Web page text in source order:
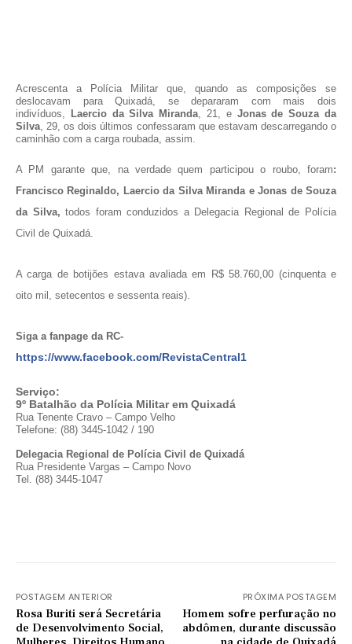
Acrescenta a Polícia Militar que, quando as composições se
deslocavam para Quixadá, se depararam com mais dois
indivíduos,
Laercio da Silva Miranda, 21, e Jonas de Souza da
Silva, 29, os dois últimos confessaram que estavam descarregando o
caminhão com a carga roubada, assim.
A PM garante que, na verdade quem participou o roubo, foram:
Francisco Reginaldo, Laercio da Silva Miranda e Jonas de Souza
da Silva, todos foram conduzidos a Delegacia Regional de Polícia
Civil de Quixadá.
A carga de botijões estava avaliada em R$ 58.760,00 (cinquenta e
oito mil, setecentos e sessenta reais).
Siga a fanpage da RC-
https://www.facebook.com/RevistaCentral1
Serviço:
9º Batalhão da Polícia Militar em Quixadá
Rua Tenente Cravo – Campo Velho
Telefone: (88) 3445-1042 / 190
Delegacia Regional de Polícia Civil de Quixadá
Rua Presidente Vargas – Campo Novo
Tel. (88) 3445-1047
POSTAGEM ANTERIOR
Rosa Buriti será Secretária
de Desenvolvimento Social,
PRÓXIMA POSTAGEM
Homem sofre perfuração no
abdômen, durante discussão